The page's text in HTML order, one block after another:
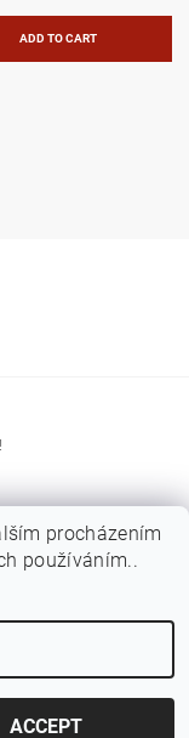
settings
procházením
používáním..
ACCEPT